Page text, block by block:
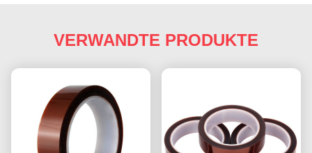
VERWANDTE PRODUKTE